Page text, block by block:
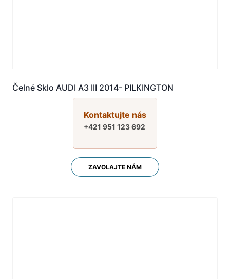
Čelné Sklo AUDI A3 III 2014- PILKINGTON
Kontaktujte nás
+421 951 123 692
ZAVOLAJTE NÁM